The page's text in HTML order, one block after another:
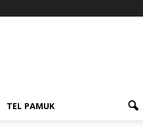
TEL PAMUK